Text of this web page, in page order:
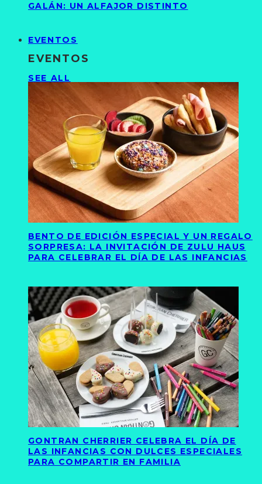
GALÁN: UN ALFAJOR DISTINTO
EVENTOS
EVENTOS
SEE ALL
BENTO DE EDICIÓN ESPECIAL Y UN REGALO
SORPRESA: LA INVITACIÓN DE ZULU HAUS
PARA CELEBRAR EL DÍA DE LAS INFANCIAS
GONTRAN CHERRIER CELEBRA EL DÍA DE
LAS INFANCIAS CON DULCES ESPECIALES
PARA COMPARTIR EN FAMILIA